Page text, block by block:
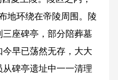
地环绕在帝陵周围。陵
座碑亭，部分陪葬墓
早已荡然无存，大大
碑亭遗址中一一清理